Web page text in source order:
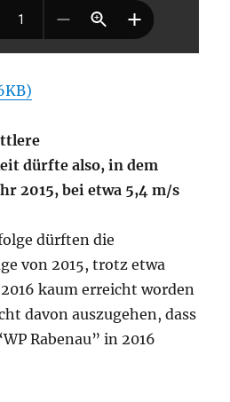
dürfte also, in dem
2015, bei etwa 5,4 m/s
dürften die
von 2015, trotz etwa
kaum erreicht worden
davon auszugehen, dass
Rabenau” in 2016